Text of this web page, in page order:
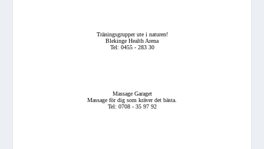
Träningsgrupper ute i naturen!
Blekinge Health Arena
Tel: 0455 - 283 30
Massage Garaget
Massage för dig som kräver det bästa.
Tel: 0708 - 35 97 92